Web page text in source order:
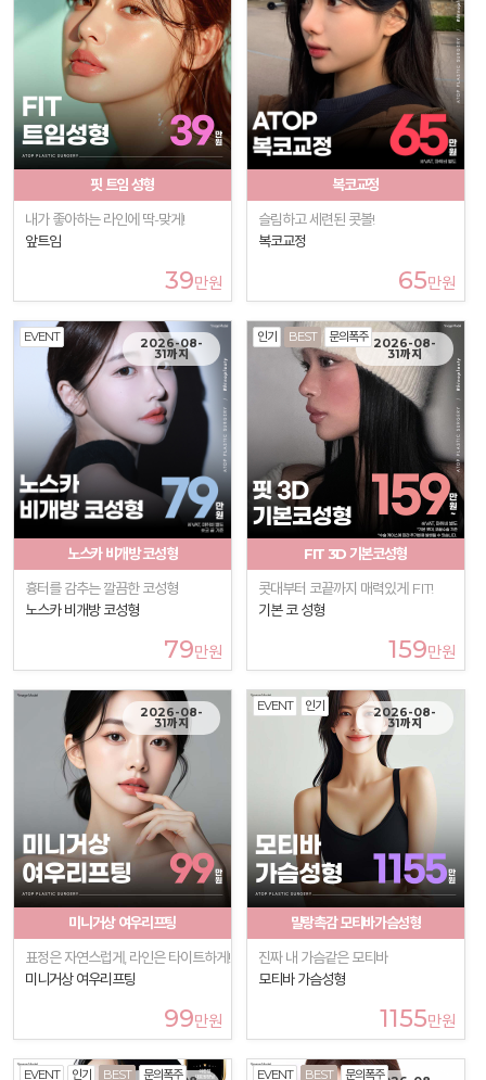
핏 트임 성형
내가 좋아하는 라인에 딱-맞게!
앞트임
39만원
복코교정
슬림하고 세련된 콧볼!
복코교정
65만원
EVENT 2026-08-
31까지
노스카 비개방 코성형
흉터를 감추는 깔끔한 코성형
노스카 비개방 코성형
79만원
인기 BEST 문의폭주 2026-08-
31까지
FIT 3D 기본코성형
콧대부터 코끝까지 매력있게 FIT!
기본 코 성형
159만원
2026-08-
31까지
미니거상 여우리프팅
표정은 자연스럽게, 라인은 타이트하게!
미니거상 여우리프팅
99만원
EVENT 인기 2026-08-
31까지
말랑촉감 모티바가슴성형
진짜 내 가슴같은 모티바
모티바 가슴성형
1155만원
EVENT 인기 BEST 문의폭주 EVENT BEST 문의폭주